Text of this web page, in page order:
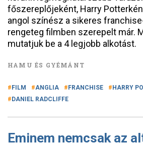
főszereplőjeként, Harry
angol színész a sikeres
rengeteg filmben szerepelt már.
mutatjuk be a 4 legjobb alkotást.
HAMU ÉS GYÉMÁNT
FILM ANGLIA FRANCHISE
HARRY
DANIEL RADCLIFFE
Eminem nemcsak az